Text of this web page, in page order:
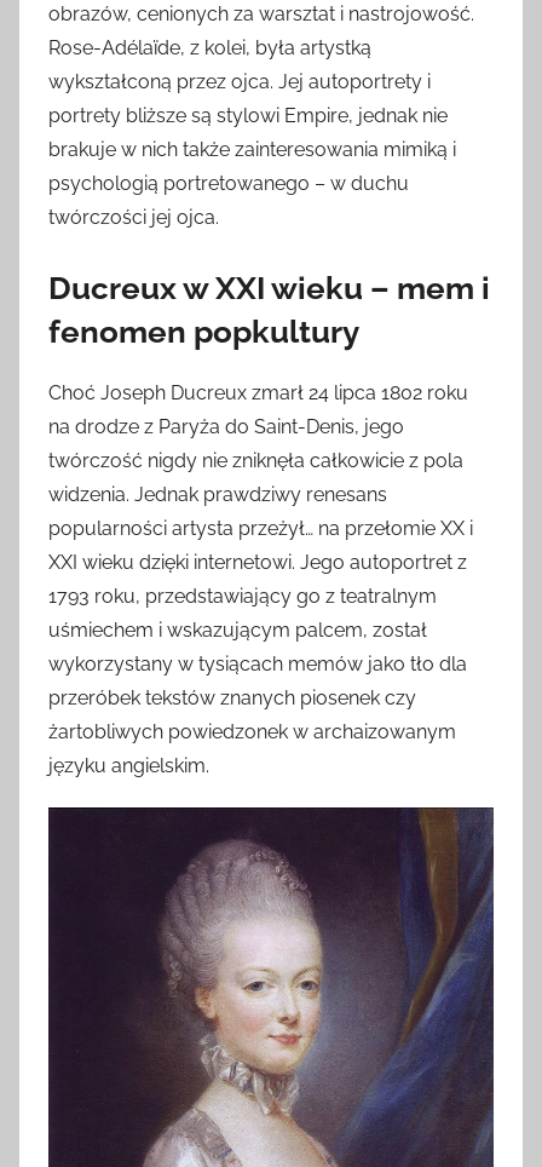
obrazów, cenionych za warsztat i nastrojowość.
Rose-Adélaïde, z kolei, była artystką
wykształconą przez ojca. Jej autoportrety i
portrety bliższe są stylowi Empire, jednak nie
brakuje w nich także zainteresowania mimiką i
psychologią portretowanego – w duchu
twórczości jej ojca.
Ducreux w XXI wieku – mem i
fenomen popkultury
Choć Joseph Ducreux zmarł 24 lipca 1802 roku
na drodze z Paryża do Saint-Denis, jego
twórczość nigdy nie zniknęła całkowicie z pola
widzenia. Jednak prawdziwy renesans
popularności artysta przeżył… na przełomie XX i
XXI wieku dzięki internetowi. Jego autoportret z
1793 roku, przedstawiający go z teatralnym
uśmiechem i wskazującym palcem, został
wykorzystany w tysiącach memów jako tło dla
przeróbek tekstów znanych piosenek czy
żartobliwych powiedzonek w archaizowanym
języku angielskim.